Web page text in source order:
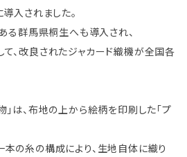
導入されました。
る群馬県桐生へも導入され、
、改良されたジャカード織機が全国各
」は、布地の上から絵柄を印刷した「プ
の糸の構成により、生地自体に織り